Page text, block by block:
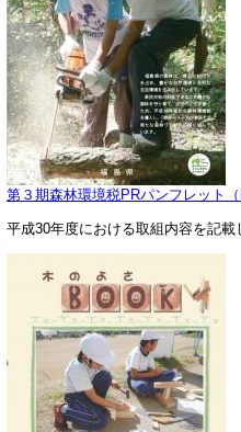
第３期森林環境税PRパンフレット
平成30年度における取組内容を記載